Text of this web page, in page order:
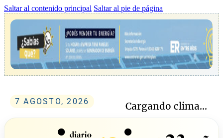
Saltar al contenido principal Saltar al pie de página
7 AGOSTO, 2026 Cargando clima...